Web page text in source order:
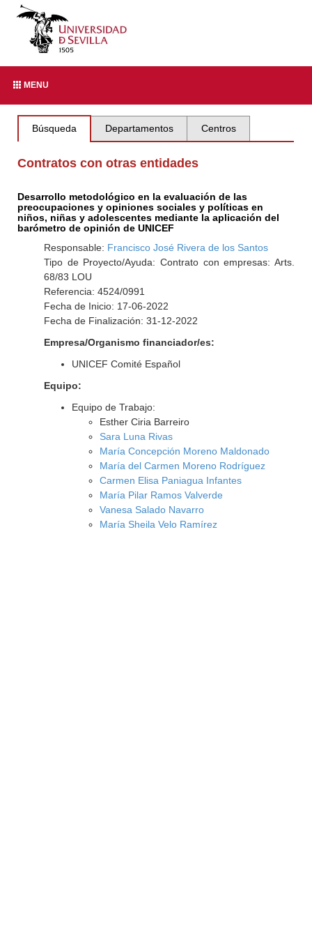
MENU
Búsqueda Departamentos Centros
Contratos con otras entidades
Desarrollo metodológico en la evaluación de las
preocupaciones y opiniones sociales y políticas en
niños, niñas y adolescentes mediante la aplicación del
barómetro de opinión de UNICEF
Responsable: Francisco José Rivera de los Santos
Tipo de Proyecto/Ayuda: Contrato con empresas: Arts.
68/83 LOU
Referencia: 4524/0991
Fecha de Inicio: 17-06-2022
Fecha de Finalización: 31-12-2022
Empresa/Organismo financiador/es:
UNICEF Comité Español
Equipo:
Equipo de Trabajo:
Esther Ciria Barreiro
Sara Luna Rivas
María Concepción Moreno Maldonado
María del Carmen Moreno Rodríguez
Carmen Elisa Paniagua Infantes
María Pilar Ramos Valverde
Vanesa Salado Navarro
María Sheila Velo Ramírez